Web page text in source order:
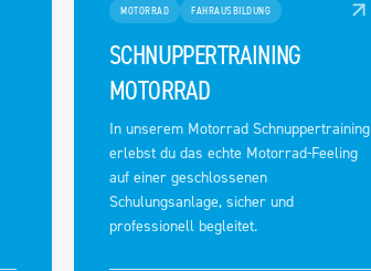
MOTORRAD FAHRAUSBILDUNG
SCHNUPPERTRAINING
MOTORRAD
In unserem Motorrad Schnuppertraining
erlebst du das echte Motorrad-Feeling
auf einer geschlossenen
Schulungsanlage, sicher und
professionell begleitet.